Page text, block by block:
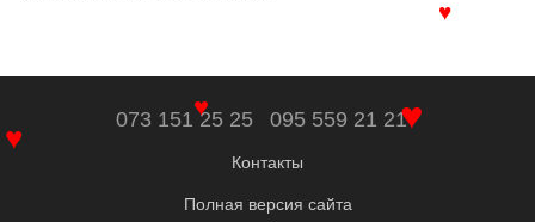
073 151 25 25 095 559 21 21
Контакты
Полная версия сайта
♥ ♥
♥
♥